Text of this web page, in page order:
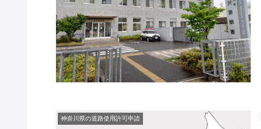
神奈川県の道路使用許可申請